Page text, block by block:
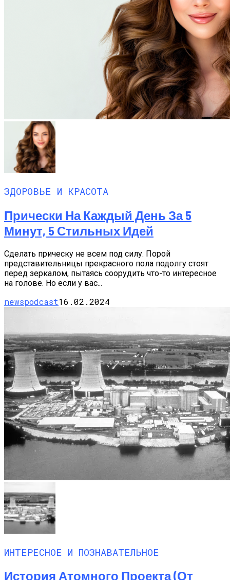
ЗДОРОВЬЕ И КРАСОТА
Прически На Каждый День За 5
Минут, 5 Стильных Идей
Сделать прическу не всем под силу. Порой
представительницы прекрасного пола подолгу стоят
перед зеркалом, пытаясь соорудить что-то интересное
на голове. Но если у вас...
newspodcast16.02.2024
ИНТЕРЕСНОЕ И ПОЗНАВАТЕЛЬНОЕ
История Атомного Проекта (от